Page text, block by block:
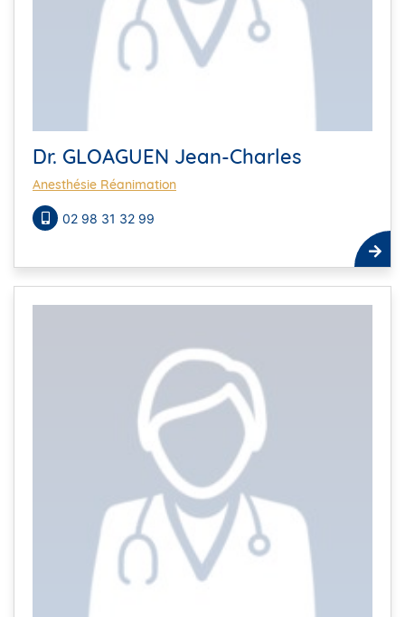
Dr. GLOAGUEN Jean-Charles
Anesthésie Réanimation
02 98 31 32 99